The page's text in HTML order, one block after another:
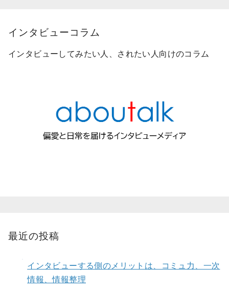
インタビューコラム
インタビューしてみたい人、されたい人向けのコラム
最近の投稿
インタビューする側のメリットは、コミュ力、一次
情報、情報整理